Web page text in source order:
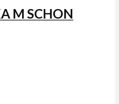
M SCHON